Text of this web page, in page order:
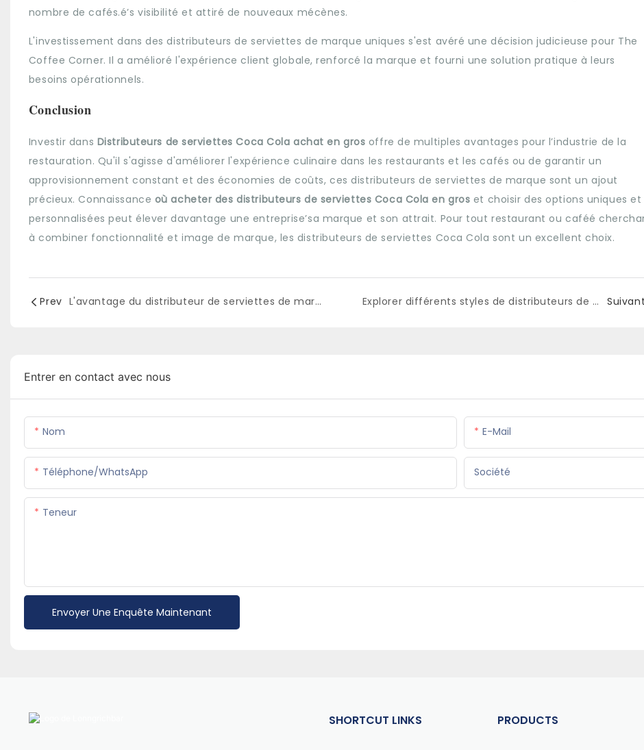
nombre de cafés.é’s visibilité et attiré de nouveaux mécènes.
L'investissement dans des distributeurs de serviettes de marque uniques s'est avéré une décision judicieuse pour The
Coffee Corner. Il a amélioré l'expérience client globale, renforcé la marque et fourni une solution pratique à leurs
besoins opérationnels.
Conclusion
Investir dans Distributeurs de serviettes Coca Cola achat en gros offre de multiples avantages pour l’industrie de la
restauration. Qu'il s'agisse d'améliorer l'expérience culinaire dans les restaurants et les cafés ou de garantir un
approvisionnement constant et des économies de coûts, ces distributeurs de serviettes de marque sont un ajout
précieux. Connaissance où acheter des distributeurs de serviettes Coca Cola en gros et choisir des options uniques et
personnalisées peut élever davantage une entreprise’sa marque et son attrait. Pour tout restaurant ou caféé
à combiner fonctionnalité et image de marque, les distributeurs de serviettes Coca Cola sont un excellent choix.
Prev L'avantage du distributeur de serviettes de marque Coca Cola personnalisé en gros Explorer différents styles de distributeurs de serviettes Coca Cola durables en vrac Suivant
Entrer en contact avec nous
Nom E-Mail
Téléphone/WhatsApp Société
Teneur
Envoyer Une Enquête Maintenant
SHORTCUT LINKS PRODUCTS